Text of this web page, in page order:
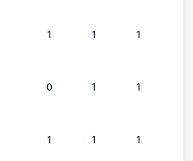
1 1 1
0 1 1
1 1 1